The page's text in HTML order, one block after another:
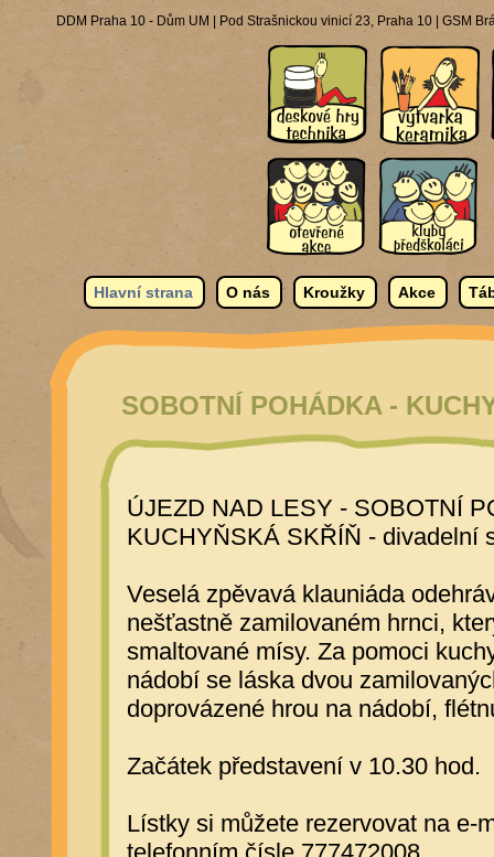
DDM Praha 10 - Dům UM | Pod Strašnickou vinicí 23, Praha 10 | GSM
Hlavní strana O nás Kroužky Akce
SOBOTNÍ POHÁDKA -
ÚJEZD NAD LESY - SOBOTNÍ
KUCHYŇSKÁ SKŘÍŇ - divadelní
Veselá zpěvavá klauniáda
nešťastně zamilovaném hrnci,
smaltované mísy. Za pomoci
nádobí se láska dvou
doprovázené hrou na nádobí,
Začátek představení v 10.30 hod.
Lístky si můžete rezervovat na e-